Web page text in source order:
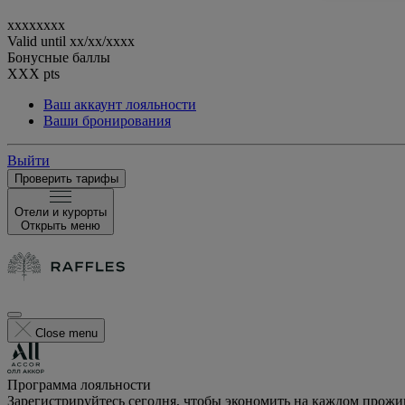
xxxxxxxx
Valid until xx/xx/xxxx
Бонусные баллы
XXX pts
Ваш аккаунт лояльности
Ваши бронирования
Выйти
Проверить тарифы
Отели и курорты
Открыть меню
Close menu
Программа лояльности
Зарегистрируйтесь сегодня, чтобы экономить на каждом